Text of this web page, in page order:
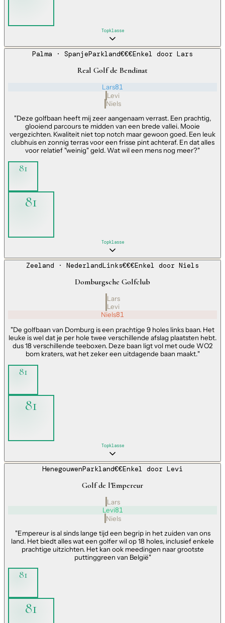
Topklasse
Palma · SpanjeParkland€€€Enkel door Lars
Real Golf de Bendinat
Lars81
Levi
Niels
"Deze golfbaan heeft mij zeer aangenaam verrast. Een prachtig,
glooiend parcours te midden van een brede vallei. Mooie
vergezichten. Kwaliteit niet top notch maar gewoon goed. Een leuk
clubhuis en zonnig terras voor een frisse pint achteraf. En dat alles
voor relatief "weinig" geld. Wat wil een mens nog meer?"
81
81
Topklasse
Zeeland · NederlandLinks€€€Enkel door Niels
Domburgsche Golfclub
Lars
Levi
Niels81
"De golfbaan van Domburg is een prachtige 9 holes links baan. Het
leuke is wel dat je per hole twee verschillende afslag plaatsten hebt.
dus 18 verschillende teeboxen. Deze baan ligt vol met oude WO2
bom kraters, wat het zeker een uitdagende baan maakt."
81
81
Topklasse
HenegouwenParkland€€Enkel door Levi
Golf de l'Empereur
Lars
Levi81
Niels
"Empereur is al sinds lange tijd een begrip in het zuiden van ons
land. Het biedt alles wat een golfer wil op 18 holes, inclusief enkele
prachtige uitzichten. Het kan ook meedingen naar grootste
puttinggreen van België"
81
81